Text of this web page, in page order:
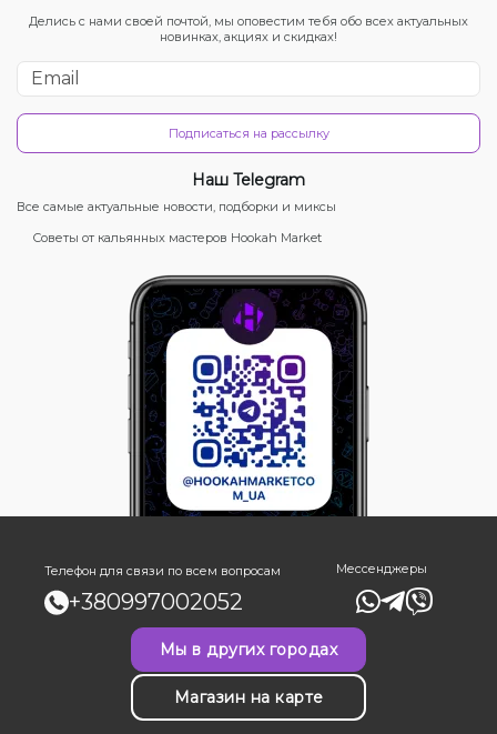
Делись с нами своей почтой, мы оповестим тебя обо всех актуальных
новинках, акциях и скидках!
Подписаться на рассылку
Наш Telegram
Все самые актуальные новости, подборки и миксы
Советы от кальянных мастеров Hookah Market
Телефон для связи по всем вопросам
+380997002052
Мессенджеры
Мы в других городах
Магазин на карте